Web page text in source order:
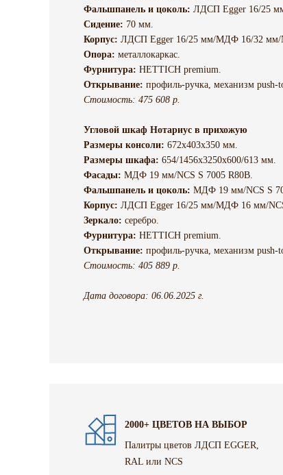
Фальшпанель и цоколь: ЛДСП Egger 16/25
Сидение: 70 мм.
Корпус: ЛДСП Egger 16/25 мм/МДФ 16/32 мм/
Опора: металлокаркас.
Фурнитура: HETTICH premium.
Открывание: профиль-ручка, механизм push-
Стоимость: 475 608 р.
Угловой шкаф Нотариус в прихожую
Размеры консоли: 672х403х350 мм.
Размеры шкафа: 654/1456х3250х600/613 мм.
Фасады: МДФ 19 мм/NCS S 7005 R80B.
Фальшпанель и цоколь: МДФ 19 мм/NCS S
Корпус: ЛДСП Egger 16/25 мм/МДФ 16 мм/NCS
Зеркало: серебро.
Фурнитура: HETTICH premium.
Открывание: профиль-ручка, механизм push-
Стоимость: 405 889 р.
Дата договора: 06.06.2025 г.
2000+ ЦВЕТОВ НА ВЫБОР
Палитры цветов ЛДСП EGGER,
RAL или NCS